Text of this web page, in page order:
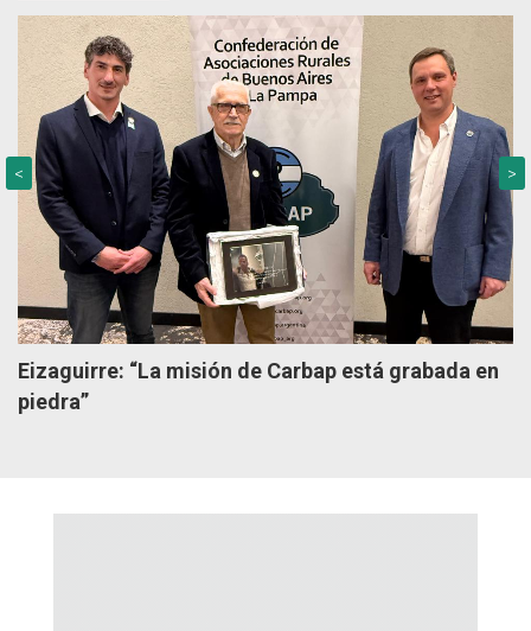
Eizaguirre: “La misión de Carbap está grabada en
piedra”
< >